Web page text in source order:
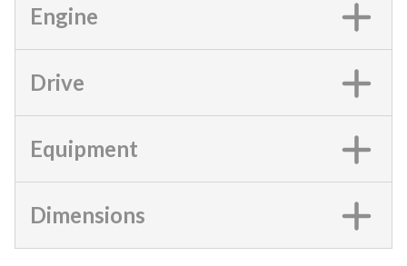
Engine
Drive
Equipment
Dimensions